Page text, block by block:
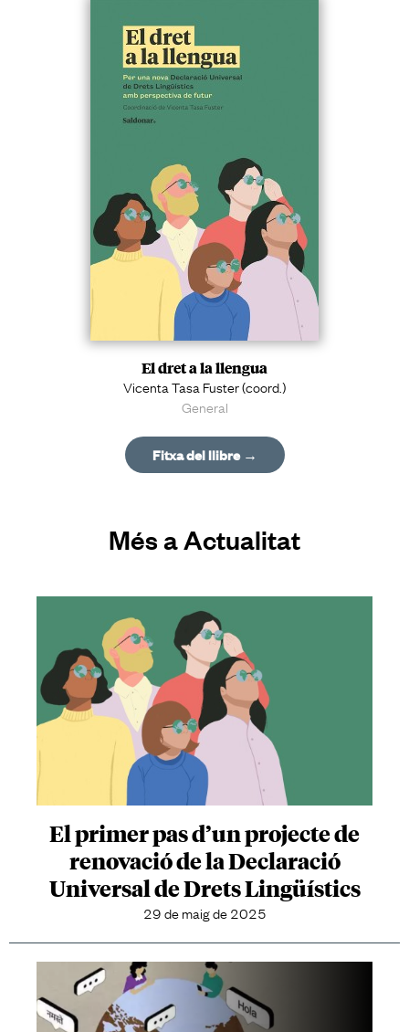
El dret a la llengua
Vicenta Tasa Fuster (coord.)
General
Fitxa del llibre →
Més a Actualitat
El primer pas d’un projecte de
renovació de la Declaració
Universal de Drets Lingüístics
29 de maig de 2025